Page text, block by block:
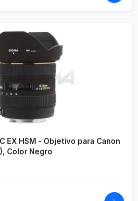
EX HSM - Objetivo para Canon
Color Negro